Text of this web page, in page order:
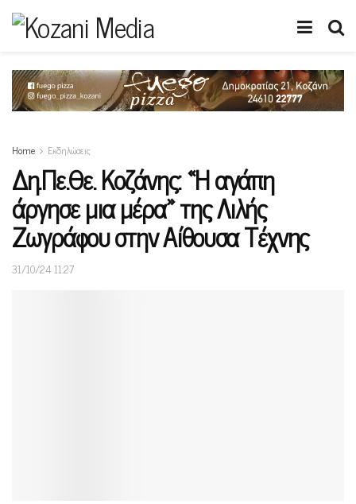
Home Εκδηλώσεις
Δη.Πε.Θε. Κοζάνης: «Η αγάπη
άργησε μια μέρα» της Λιλής
Ζωγράφου στην Αίθουσα Τέχνης
31/10/24 11:27